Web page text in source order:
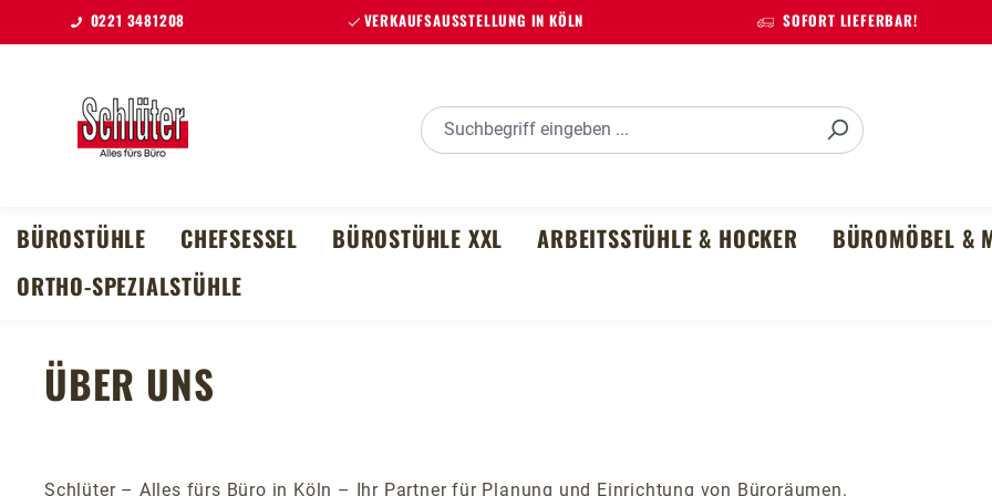
Hauptinhalt springen
Zur Suche springen
Zur Hauptnavigation springen
0221 3481208 VERKAUFSAUSSTELLUNG IN KÖLN SOFORT LIEFERBAR!
BÜROSTÜHLE CHEFSESSEL BÜROSTÜHLE XXL ARBEITSSTÜHLE & HOCKER BÜROMÖBEL &
ORTHO-SPEZIALSTÜHLE
ÜBER UNS
Schlüter – Alles fürs Büro in Köln – Ihr Partner für Planung und Einrichtung von Büroräumen.